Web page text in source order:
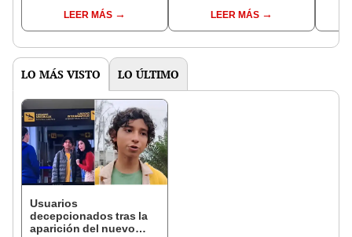
abrirá su propio
restaurante
LEER MÁS LEER MÁS
LO MÁS VISTO LO ÚLTIMO
Usuarios
decepcionados tras la
aparición del nuevo